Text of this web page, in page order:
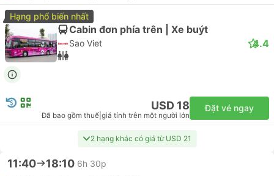
Hạng phổ biến nhất
Cabin đơn phía trên | Xe buýt
Sao Viet 4.4
USD 18
Đã bao gồm thuế giá tính trên một người lớn
Đặt vé ngay
2 hạng khác có giá từ USD 21
11:40 18:10 6h 30p